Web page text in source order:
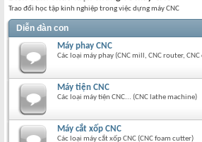
Trao đổi học tập kinh nghiệp trong việc dựng máy CNC
Diễn đàn con
Máy phay CNC
Các loại máy phay (CNC mill, CNC router,
Máy tiện CNC
Các loại máy tiện CNC... (CNC lathe machine)
Máy cắt xốp CNC
Các loại máy cắt xốp CNC (CNC foam cutter)